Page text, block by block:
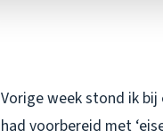
Vorige week stond ik
had voorbereid met